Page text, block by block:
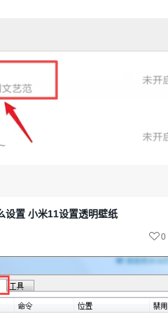
设置 小米11设置透明壁纸
0